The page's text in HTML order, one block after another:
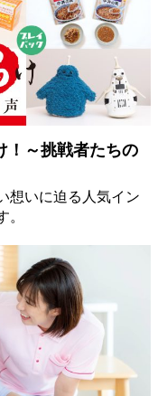
！～挑戦者たちの
想いに迫る人気イン
。